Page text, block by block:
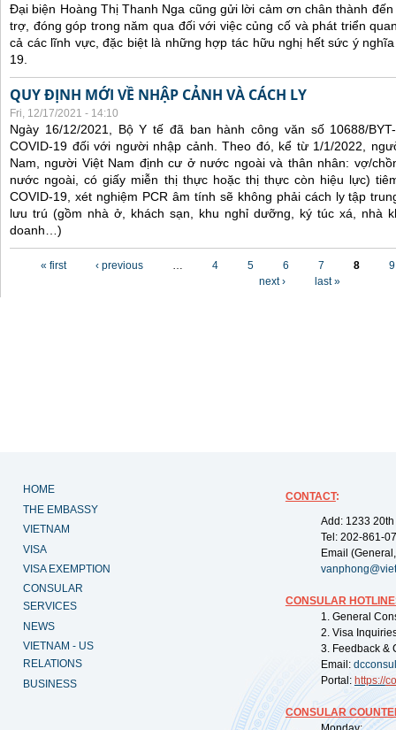
Đại biện Hoàng Thị Thanh Nga cũng gửi lời cảm ơn chân thành
trợ, đóng góp trong năm qua đối với việc củng cố và phát triển
cả các lĩnh vực, đặc biệt là những hợp tác hữu nghị hết sức ý
19.
QUY ĐỊNH MỚI VỀ NHẬP CẢNH VÀ CÁCH LY
Fri, 12/17/2021 - 14:10
Ngày 16/12/2021, Bộ Y tế đã ban hành công văn số 10688/
COVID-19 đối với người nhập cảnh. Theo đó, kể từ 1/1/2022,
Nam, người Việt Nam định cư ở nước ngoài và thân nhân: vợ/
nước ngoài, có giấy miễn thị thực hoặc thị thực còn hiệu lực)
COVID-19, xét nghiệm PCR âm tính sẽ không phải cách ly tập
lưu trú (gồm nhà ở, khách sạn, khu nghỉ dưỡng, ký túc xá, nhà
doanh…)
« first ‹ previous … 4 5 6 7 8
9
next ›
last »
HOME
THE EMBASSY
VIETNAM
VISA
VISA EXEMPTION
CONSULAR
SERVICES
NEWS
VIETNAM - US
RELATIONS
BUSINESS
CONTACT:
Add: 1233
Tel: 202-861-
Email
CONSULAR
1. General
2. Visa
3. Feedback &
Email:
Portal: https://
CONSULAR